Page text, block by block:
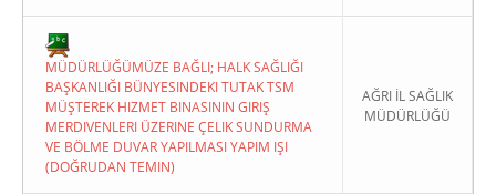
MÜDÜRLÜĞÜMÜZE BAĞLI; HALK SAĞLIĞI
BAŞKANLIĞI BÜNYESINDEKI TUTAK TSM
MÜŞTEREK HIZMET BINASININ GIRIŞ
MERDIVENLERI ÜZERINE ÇELIK SUNDURMA
VE BÖLME DUVAR YAPILMASI YAPIM IŞI
(DOĞRUDAN TEMIN)
AĞRI İL SAĞLIK
MÜDÜRLÜĞÜ